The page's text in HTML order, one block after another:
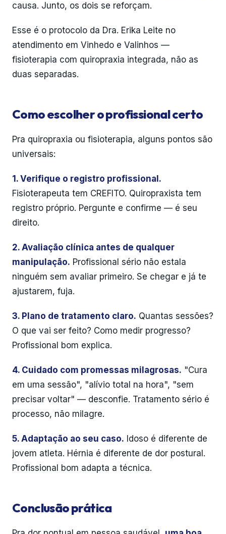
causa. Junto, os dois se reforçam.
Esse é o protocolo da Dra. Erika Leite no
atendimento em Vinhedo e Valinhos —
fisioterapia com quiropraxia integrada, não as
duas separadas.
Como escolher o profissional certo
Pra quiropraxia ou fisioterapia, alguns pontos são
universais:
1. Verifique o registro profissional.
Fisioterapeuta tem CREFITO. Quiropraxista tem
registro próprio. Pergunte e confirme — é seu
direito.
2. Avaliação clínica antes de qualquer
manipulação. Profissional sério não estala
ninguém sem avaliar primeiro. Se chegar e já te
ajustarem, fuja.
3. Plano de tratamento claro. Quantas sessões?
O que vai ser feito? Como medir progresso?
Profissional bom explica.
4. Cuidado com promessas milagrosas. "Cura
em uma sessão", "alívio total na hora", "sem
precisar voltar" — desconfie. Tratamento sério é
processo, não milagre.
5. Adaptação ao seu caso. Idoso é diferente de
jovem atleta. Hérnia é diferente de dor postural.
Profissional bom adapta a técnica.
Conclusão prática